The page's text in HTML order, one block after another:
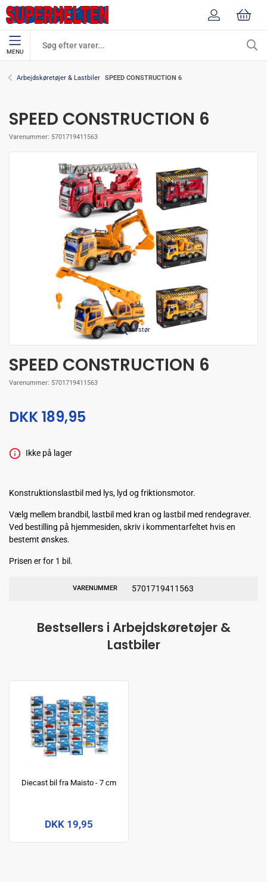
MENU
Arbejdskøretøjer & Lastbiler SPEED CONSTRUCTION 6
SPEED CONSTRUCTION 6
Varenummer: 5701719411563
Forstør
SPEED CONSTRUCTION 6
Varenummer: 5701719411563
DKK 189,95
Ikke på lager
Konstruktionslastbil med lys, lyd og friktionsmotor.
Vælg mellem brandbil, lastbil med kran og lastbil med rendegraver.
Ved bestilling på hjemmesiden, skriv i kommentarfeltet hvis en
bestemt ønskes.
Prisen er for 1 bil.
VARENUMMER 5701719411563
Bestsellers i Arbejdskøretøjer &
Lastbiler
Diecast bil fra Maisto - 7 cm
DKK 19,95